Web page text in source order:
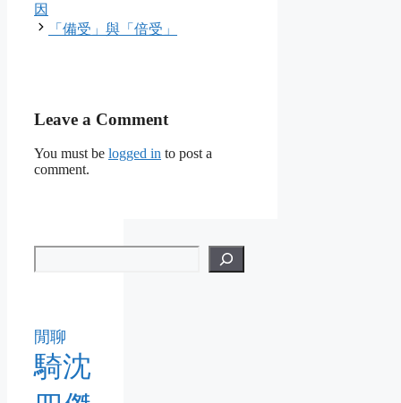
因
「備受」與「倍受」
Leave a Comment
You must be logged in to post a
comment.
閒聊
騎沈